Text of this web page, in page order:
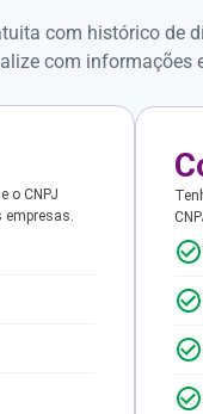
com histórico de
com informações
o CNPJ